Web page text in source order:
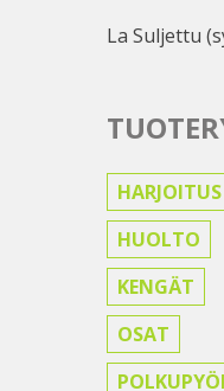
La Suljettu
HUOLTO
KENGÄT
OSAT